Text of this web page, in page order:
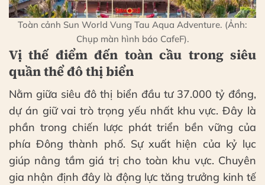
Toàn cảnh Sun World Vung Tau Aqua Adventure. (Ảnh:
Chụp màn hình báo CafeF).
Vị thế điểm đến toàn cầu trong siêu
quần thể đô thị biển
Nằm giữa siêu đô thị biển đầu tư 37.000 tỷ đồng,
dự án giữ vai trò trọng yếu nhất khu vực. Đây là
phần trong chiến lược phát triển bền vững của
phía Đông thành phố. Sự xuất hiện của kỷ lục
giúp nâng tầm giá trị cho toàn khu vực. Chuyên
gia nhận định đây là động lực tăng trưởng kinh tế